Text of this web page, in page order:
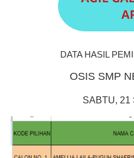
DATA HASIL
OSIS SMP
SABTU, 21